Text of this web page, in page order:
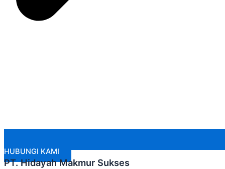
HUBUNGI KAMI
PT. Hidayah Makmur Sukses